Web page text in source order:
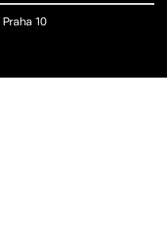
10